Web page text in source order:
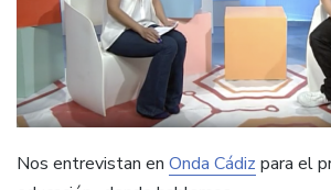
Nos entrevistan en Onda Cádiz para el